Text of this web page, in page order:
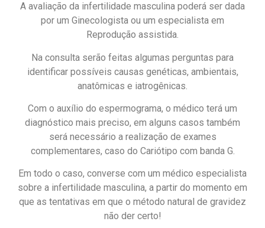
A avaliação da infertilidade masculina poderá ser dada
por um Ginecologista ou um especialista em
Reprodução assistida.
Na consulta serão feitas algumas perguntas para
identificar possíveis causas genéticas, ambientais,
anatômicas e iatrogênicas.
Com o auxílio do espermograma, o médico terá um
diagnóstico mais preciso, em alguns casos também
será necessário a realização de exames
complementares, caso do Cariótipo com banda G.
Em todo o caso, converse com um médico especialista
sobre a infertilidade masculina, a partir do momento em
que as tentativas em que o método natural de gravidez
não der certo!